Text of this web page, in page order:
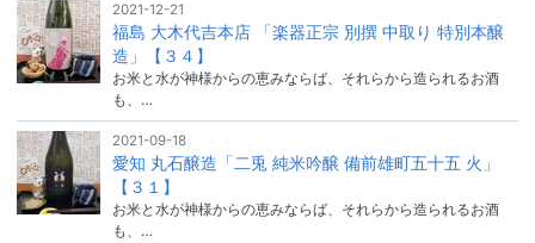
2021-12-21
福島 大木代吉本店 「楽器正宗 別撰 中取り 特別本醸
造」【３４】
お米と水が神様からの恵みならば、それらから造られるお酒
も、…
2021-09-18
愛知 丸石醸造「二兎 純米吟醸 備前雄町五十五 火」
【３１】
お米と水が神様からの恵みならば、それらから造られるお酒
も、…